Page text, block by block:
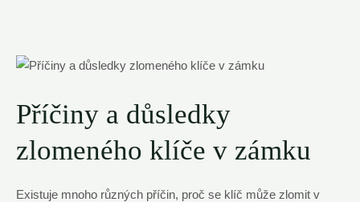
Příčiny a důsledky ​
zlomeného klíče v zámku
Existuje mnoho různých příčin, proč se klíč ‍může zlomit v